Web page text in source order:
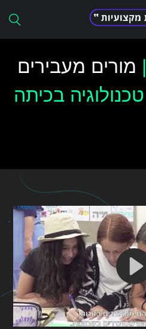
| מורים מעבירים
טכנולוגיה בכיתה
א-ת מה חדש
הכי נצפים